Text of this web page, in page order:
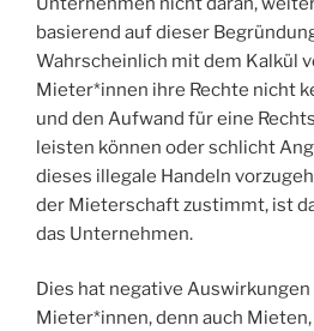
basierend auf dieser
Wahrscheinlich mit dem Kalkül
Mieter*innen ihre Rechte nicht
und den Aufwand für eine
leisten können oder schlicht
dieses illegale Handeln
der Mieterschaft zustimmt, ist
das Unternehmen.
Dies hat negative
Mieter*innen, denn auch